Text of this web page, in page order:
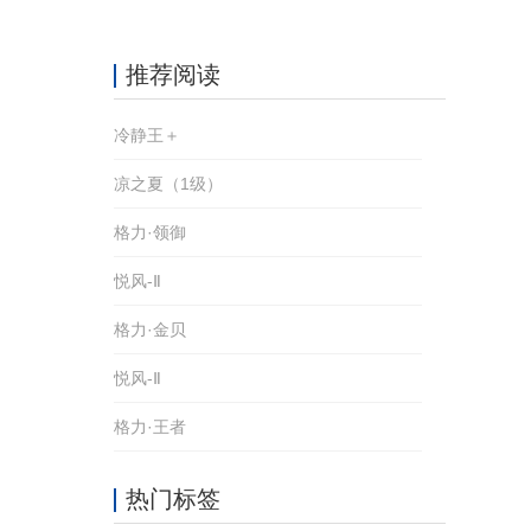
推荐阅读
冷静王＋
凉之夏（1级）
格力·领御
悦风-Ⅱ
格力·金贝
悦风-Ⅱ
格力·王者
热门标签